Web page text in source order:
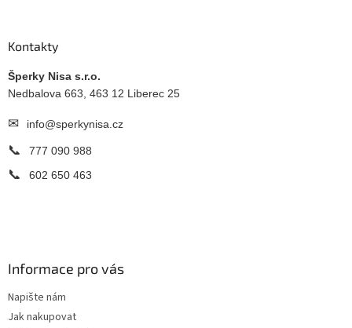
Kontakty
Šperky Nisa s.r.o.
Nedbalova 663, 463 12 Liberec 25
✉ info@sperkynisa.cz
📞 777 090 988
📞 602 650 463
Informace pro vás
Napište nám
Jak nakupovat